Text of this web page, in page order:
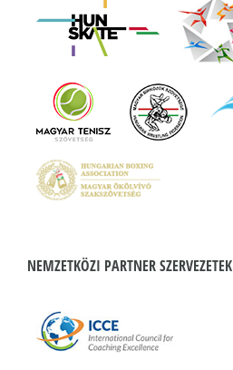
NEMZETKÖZI PARTNER SZERVEZETEK